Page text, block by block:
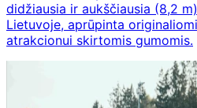
didžiausia ir aukščiausia (8,2
Lietuvoje, aprūpinta
atrakcionui skirtomis gumomis.